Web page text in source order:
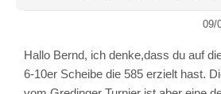
09/
Hallo Bernd, ich denke,dass du auf
6-10er Scheibe die 585 erzielt hast.